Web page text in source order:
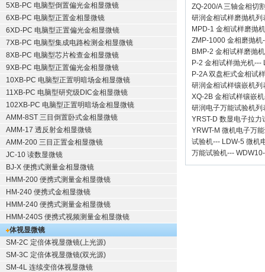
5XB-PC 电脑型倒置偏光金相显微镜
6XB-PC 电脑型正置金相显微镜
6XD-PC 电脑型正置偏光金相显微镜
7XB-PC 电脑型集成电路检测金相显微镜
8XB-PC 电脑型芯片检查金相显微镜
9XB-PC 电脑型正置偏光金相显微镜
10XB-PC 电脑型正置明暗场金相显微镜
11XB-PC 电脑型研究级DIC金相显微镜
102XB-PC 电脑型正置明暗场金相显微镜
AMM-8ST 三目倒置卧式金相显微镜
AMM-17 透反射金相显微镜
AMM-200 三目正置金相显微镜
JC-10 读数显微镜
BJ-X 便携式测量金相显微镜
HMM-200 便携式测量金相显微镜
HM-240 便携式金相显微镜
HMM-240 便携式测量金相显微镜
HMM-240S 便携式视频测量金相显微镜
体视显微镜
SM-2C 定倍体视显微镜(上光源)
SM-3C 定倍体视显微镜(双光源)
SM-4L 连续变倍体视显微镜
ZQ-200/A 三轴金相切
研润金相试样磨抛机列
MPD-1 金相试样磨抛机
ZMP-1000 金相磨抛机
BMP-2 金相试样磨抛机
P-2 金相试样抛光机---
P-2A 双盘柜式金相试
研润金相试样镶嵌机列
XQ-2B 金相试样镶嵌机
研润电子万能试验机列
YRST-D 数显电子拉力
YRWT-M 微机电子万
试验机--- LDW-5 微机
万能试验机---